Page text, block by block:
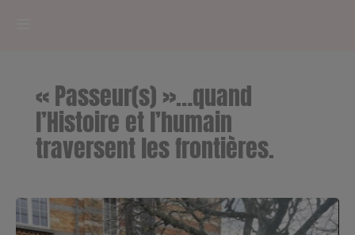
RADIOPLAYER
CK RADIO Line-up
PODCASTS
Cultur'Ciné - Jean Meurice
« Passeur(s) »…quand
l’Histoire et l’humain
traversent les frontières.